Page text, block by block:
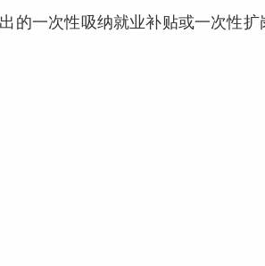
的一次性吸纳就业补贴或一次性扩